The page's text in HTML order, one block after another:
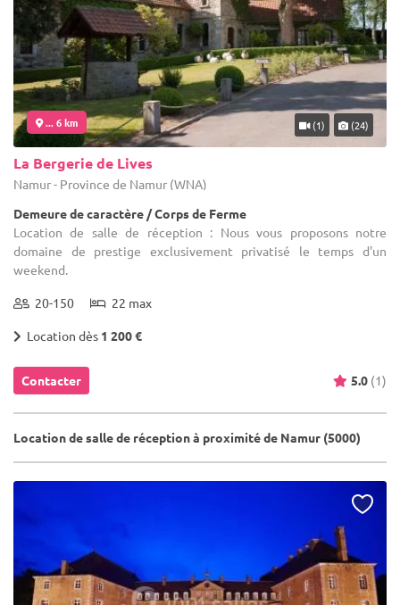
... 6 km (1) (24)
La Bergerie de Lives
Namur - Province de Namur (WNA)
Demeure de caractère / Corps de Ferme
Location de salle de réception : Nous vous proposons notre
domaine de prestige exclusivement privatisé le temps d'un
weekend.
20-150 22 max
Location dès 1 200 €
Contacter 5.0 (1)
Location de salle de réception à proximité de Namur (5000)